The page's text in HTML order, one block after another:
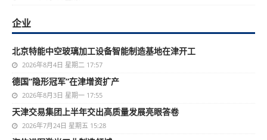
企业
北京特能中空玻璃加工设备智能制造基地在津开工
2026年8月4日 星期二 17:57
德国“隐形冠军”在津增资扩产
2026年8月3日 星期一 17:55
天津交易集团上半年交出高质量发展亮眼答卷
2026年7月24日 星期五 15:28